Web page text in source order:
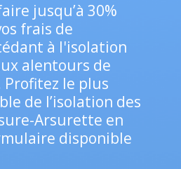
jusqu’à 30%
frais de
à l'isolation
alentours de
le plus
de l’isolation des
Arsurette en
disponible